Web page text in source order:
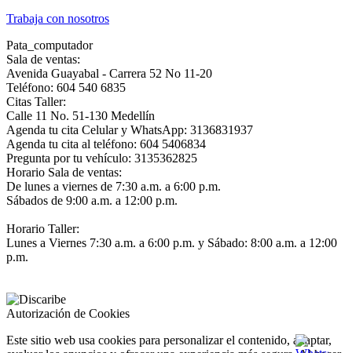
Trabaja con nosotros
Pata_computador
Sala de ventas:
Avenida Guayabal - Carrera 52 No 11-20
Teléfono: 604 540 6835
Citas Taller:
Calle 11 No. 51-130 Medellín
Agenda tu cita Celular y WhatsApp: 3136831937
Agenda tu cita al teléfono: 604 5406834
Pregunta por tu vehículo: 3135362825
Horario Sala de ventas:
De lunes a viernes de 7:30 a.m. a 6:00 p.m.
Sábados de 9:00 a.m. a 12:00 p.m.
Horario Taller:
Lunes a Viernes 7:30 a.m. a 6:00 p.m. y Sábado: 8:00 a.m. a 12:00
p.m.
Autorización de Cookies
Este sitio web usa cookies para personalizar el contenido, adaptar,